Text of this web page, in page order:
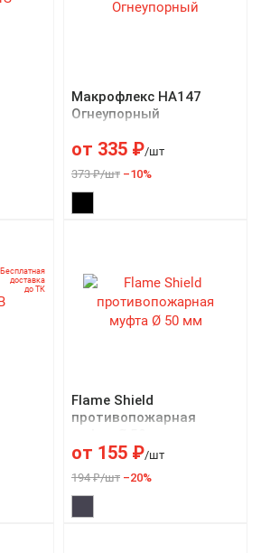
Макрофлекс НА147
Огнеупорный
от 335 ₽/шт
373 ₽/шт –10%
Бесплатная
доставка
до ТК
Flame Shield
противопожарная
от 155 ₽/шт
194 ₽/шт –20%